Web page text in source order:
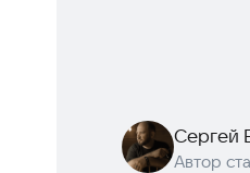
Сергей
Автор